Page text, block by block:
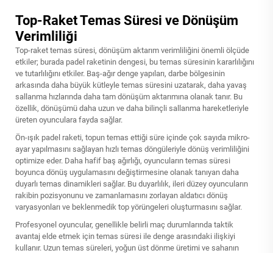
Top-Raket Temas Süresi ve Dönüşüm
Verimliliği
Top-raket temas süresi, dönüşüm aktarım verimliliğini önemli ölçüde
etkiler; burada padel raketinin dengesi, bu temas süresinin kararlılığını
ve tutarlılığını etkiler. Baş-ağır denge yapıları, darbe bölgesinin
arkasında daha büyük kütleyle temas süresini uzatarak, daha yavaş
sallanma hızlarında daha tam dönüşüm aktarımına olanak tanır. Bu
özellik, dönüşümü daha uzun ve daha bilinçli sallanma hareketleriyle
üreten oyunculara fayda sağlar.
Ön-ışık padel raketi, topun temas ettiği süre içinde çok sayıda mikro-
ayar yapılmasını sağlayan hızlı temas döngüleriyle dönüş verimliliğini
optimize eder. Daha hafif baş ağırlığı, oyuncuların temas süresi
boyunca dönüş uygulamasını değiştirmesine olanak tanıyan daha
duyarlı temas dinamikleri sağlar. Bu duyarlılık, ileri düzey oyuncuların
rakibin pozisyonunu ve zamanlamasını zorlayan aldatıcı dönüş
varyasyonları ve beklenmedik top yörüngeleri oluşturmasını sağlar.
Profesyonel oyuncular, genellikle belirli maç durumlarında taktik
avantaj elde etmek için temas süresi ile denge arasındaki ilişkiyi
kullanır. Uzun temas süreleri, yoğun üst dönme üretimi ve sahanın